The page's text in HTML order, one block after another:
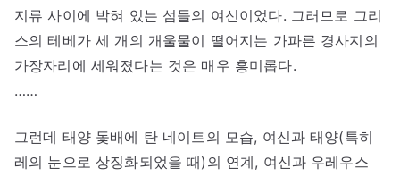
지류 사이에 박혀 있는 섬들의 여신이었다. 그러므로 그리
스의 테베가 세 개의 개울물이 떨어지는 가파른 경사지의
가장자리에 세워졌다는 것은 매우 흥미롭다.
……
그런데 태양 돛배에 탄 네이트의 모습, 여신과 태양(특히
레의 눈으로 상징화되었을 때)의 연계, 여신과 우레우스